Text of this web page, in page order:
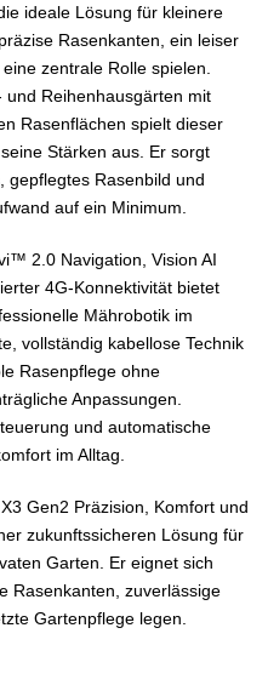
ideale Lösung für kleinere
Rasenkanten, ein leiser
zentrale Rolle spielen.
und Reihenhausgärten mit
Rasenflächen spielt dieser
Stärken aus. Er sorgt
gepflegtes Rasenbild und
auf ein Minimum.
2.0 Navigation, Vision AI
4G-Konnektivität bietet
Mährobotik im
vollständig kabellose Technik
Rasenpflege ohne
Anpassungen.
und automatische
im Alltag.
Gen2 Präzision, Komfort und
zukunftssicheren Lösung für
Garten. Er eignet sich
Rasenkanten, zuverlässige
Gartenpflege legen.